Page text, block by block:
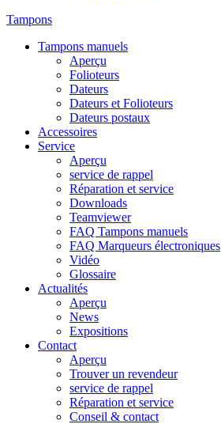
Tampons
Tampons manuels
Aperçu
Folioteurs
Dateurs
Dateurs et Folioteurs
Dateurs postaux
Accessoires
Service
Aperçu
service de rappel
Réparation et service
Downloads
Teamviewer
FAQ Tampons manuels
FAQ Marqueurs électroniques
Vidéo
Glossaire
Actualités
Aperçu
News
Expositions
Contact
Aperçu
Trouver un revendeur
service de rappel
Réparation et service
Conseil & contact